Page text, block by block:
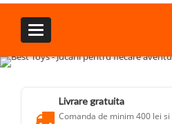
Toggle
navigation
Livrare gratuita
Comanda de minim 400 lei